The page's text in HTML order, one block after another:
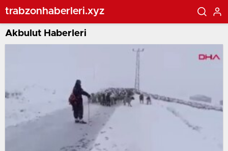
trabzonhaberleri.xyz
Akbulut Haberleri